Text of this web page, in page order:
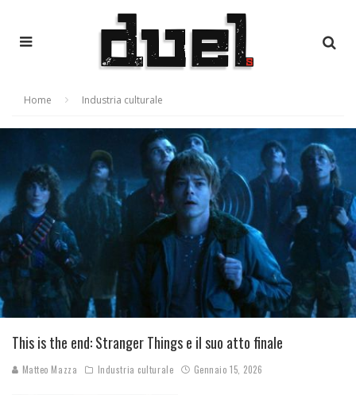
Home Industria culturale
This is the end: Stranger Things e il suo atto finale
Matteo Mazza Industria culturale Gennaio 15, 2026